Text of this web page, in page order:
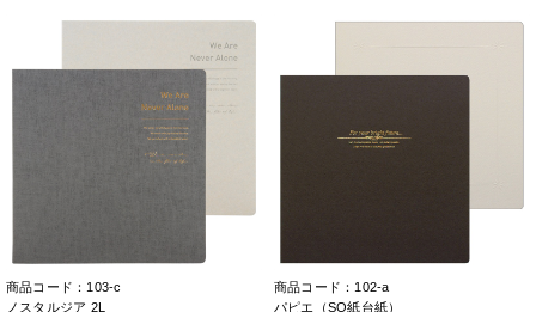
商品コード：103-c
ノスタルジア 2L
商品コード：102-a
パピエ（SQ紙台紙）